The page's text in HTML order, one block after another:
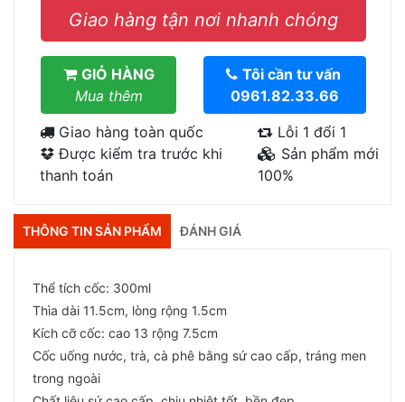
Giao hàng tận nơi nhanh chóng
GIỎ HÀNG
Mua thêm
Tôi cần tư vấn
0961.82.33.66
Giao hàng toàn quốc
Được kiểm tra trước khi
thanh toán
Lỗi 1 đổi 1
Sản phẩm mới
100%
THÔNG TIN SẢN PHẨM ĐÁNH GIÁ
Thể tích cốc: 300ml
Thìa dài 11.5cm, lòng rộng 1.5cm
Kích cỡ cốc: cao 13 rộng 7.5cm
Cốc uống nước, trà, cà phê bằng sứ cao cấp, tráng men
trong ngoài